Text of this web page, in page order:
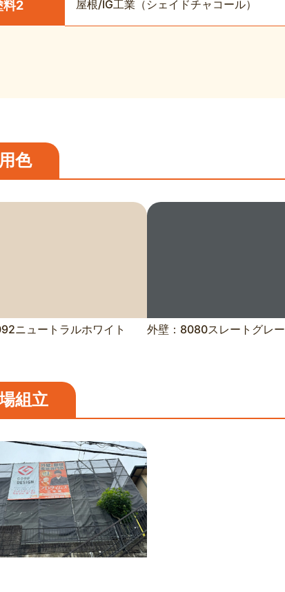
料2 屋根/IG工業（シェイドチャコール）
色
ニュートラルホワイト 外壁：8080スレートグレー
組立